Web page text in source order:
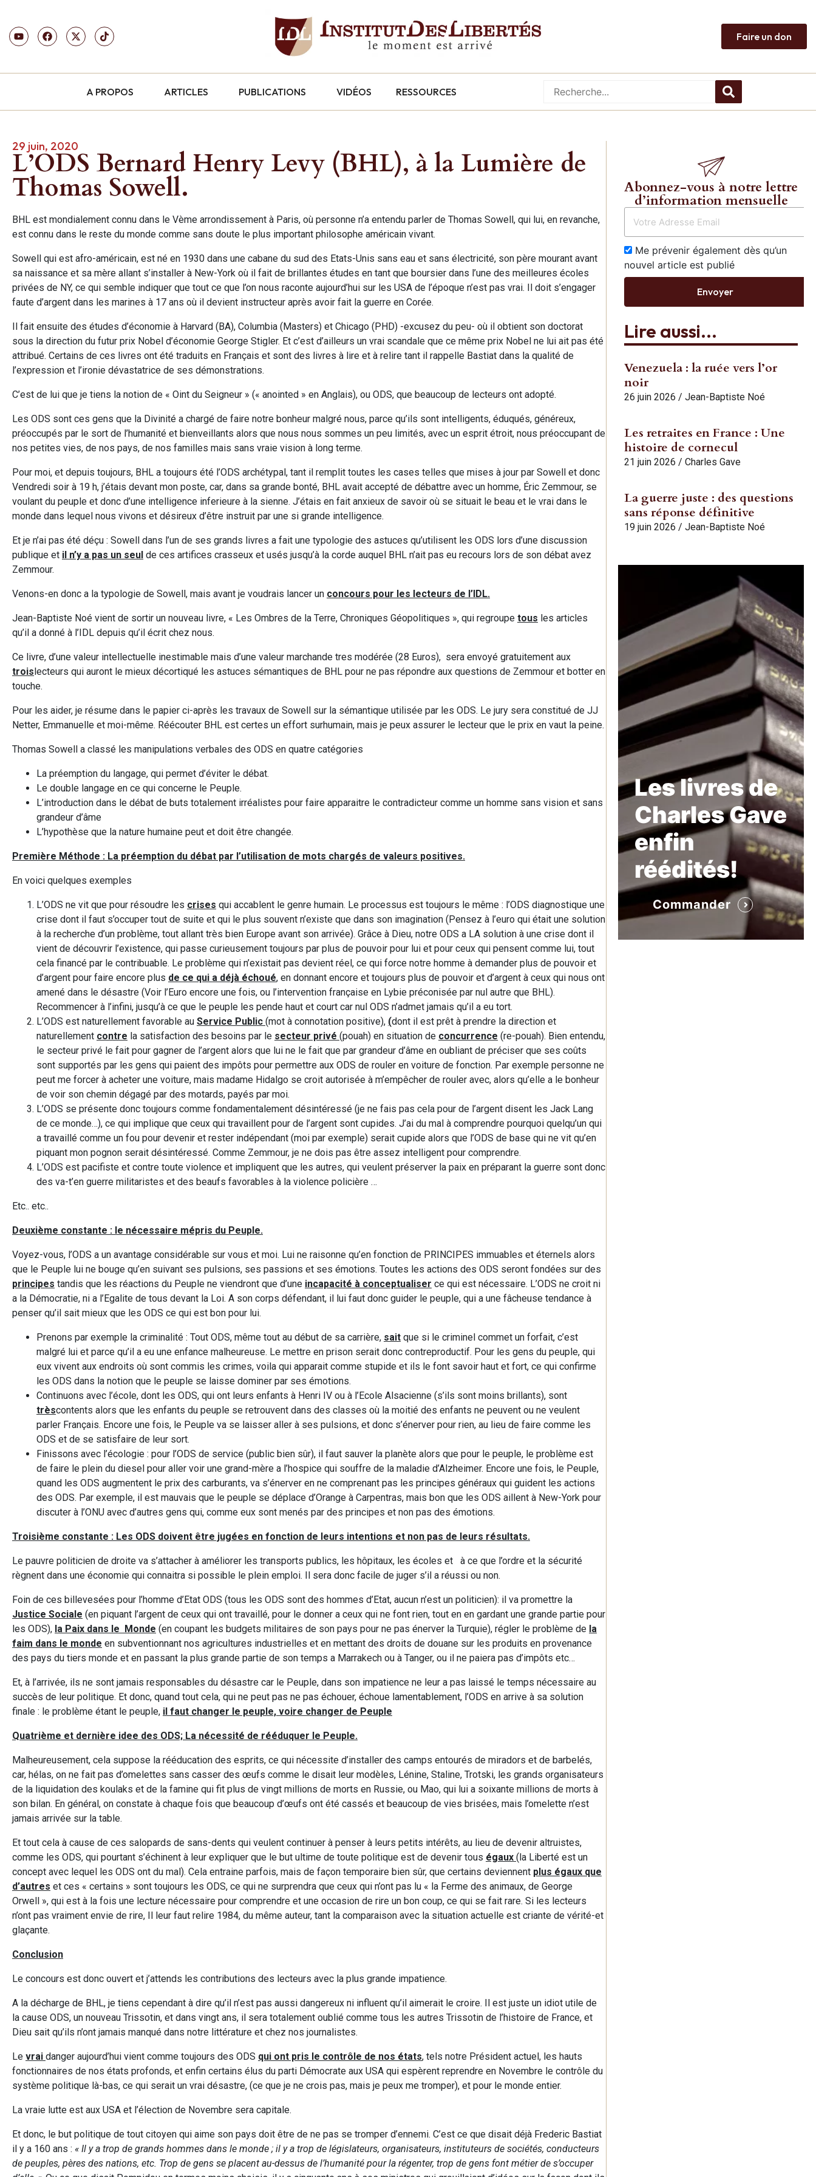
Faire un don
A PROPOS ARTICLES PUBLICATIONS VIDÉOS RESSOURCES
29 juin, 2020
L’ODS Bernard Henry Levy (BHL), à la Lumière de
Thomas Sowell.
BHL est mondialement connu dans le Vème arrondissement à Paris, où personne n’a entendu parler de Thomas Sowell, qui lui, en revanche,
est connu dans le reste du monde comme sans doute le plus important philosophe américain vivant.
Sowell qui est afro-américain, est né en 1930 dans une cabane du sud des Etats-Unis sans eau et sans électricité, son père mourant avant
sa naissance et sa mère allant s’installer à New-York où il fait de brillantes études en tant que boursier dans l’une des meilleures écoles
privées de NY, ce qui semble indiquer que tout ce que l’on nous raconte aujourd’hui sur les USA de l’époque n’est pas vrai. Il doit s’engager
faute d’argent dans les marines à 17 ans où il devient instructeur après avoir fait la guerre en Corée.
Il fait ensuite des études d’économie à Harvard (BA), Columbia (Masters) et Chicago (PHD) -excusez du peu- où il obtient son doctorat
sous la direction du futur prix Nobel d’économie George Stigler. Et c’est d’ailleurs un vrai scandale que ce même prix Nobel ne lui ait pas été
attribué. Certains de ces livres ont été traduits en Français et sont des livres à lire et à relire tant il rappelle Bastiat dans la qualité de
l’expression et l’ironie dévastatrice de ses démonstrations.
C’est de lui que je tiens la notion de « Oint du Seigneur » (« anointed » en Anglais), ou ODS, que beaucoup de lecteurs ont adopté.
Les ODS sont ces gens que la Divinité a chargé de faire notre bonheur malgré nous, parce qu’ils sont intelligents, éduqués, généreux,
préoccupés par le sort de l’humanité et bienveillants alors que nous nous sommes un peu limités, avec un esprit étroit, nous préoccupant de
nos petites vies, de nos pays, de nos familles mais sans vraie vision à long terme.
Pour moi, et depuis toujours, BHL a toujours été l’ODS archétypal, tant il remplit toutes les cases telles que mises à jour par Sowell et donc
Vendredi soir à 19 h, j’étais devant mon poste, car, dans sa grande bonté, BHL avait accepté de débattre avec un homme, Éric Zemmour, se
voulant du peuple et donc d’une intelligence inferieure à la sienne. J’étais en fait anxieux de savoir où se situait le beau et le vrai dans le
monde dans lequel nous vivons et désireux d’être instruit par une si grande intelligence.
Et je n’ai pas été déçu : Sowell dans l’un de ses grands livres a fait une typologie des astuces qu’utilisent les ODS lors d’une discussion
publique et il n’y a pas un seul de ces artifices crasseux et usés jusqu’à la corde auquel BHL n’ait pas eu recours lors de son débat avez
Zemmour.
Venons-en donc a la typologie de Sowell, mais avant je voudrais lancer un concours pour les lecteurs de l’IDL.
Jean-Baptiste Noé vient de sortir un nouveau livre, « Les Ombres de la Terre, Chroniques Géopolitiques », qui regroupe tous les articles
qu’il a donné à l’IDL depuis qu’il écrit chez nous.
Ce livre, d’une valeur intellectuelle inestimable mais d’une valeur marchande tres modérée (28 Euros), sera envoyé gratuitement aux
troislecteurs qui auront le mieux décortiqué les astuces sémantiques de BHL pour ne pas répondre aux questions de Zemmour et botter en
touche.
Pour les aider, je résume dans le papier ci-après les travaux de Sowell sur la sémantique utilisée par les ODS. Le jury sera constitué de JJ
Netter, Emmanuelle et moi-même. Réécouter BHL est certes un effort surhumain, mais je peux assurer le lecteur que le prix en vaut la peine.
Thomas Sowell a classé les manipulations verbales des ODS en quatre catégories
La préemption du langage, qui permet d’éviter le débat.
Le double langage en ce qui concerne le Peuple.
L’introduction dans le débat de buts totalement irréalistes pour faire apparaitre le contradicteur comme un homme sans vision et sans
grandeur d’âme
L’hypothèse que la nature humaine peut et doit être changée.
Première Méthode : La préemption du débat par l’utilisation de mots chargés de valeurs positives.
En voici quelques exemples
L’ODS ne vit que pour résoudre les crises qui accablent le genre humain. Le processus est toujours le même : l’ODS diagnostique une
crise dont il faut s’occuper tout de suite et qui le plus souvent n’existe que dans son imagination (Pensez à l’euro qui était une solution
à la recherche d’un problème, tout allant très bien Europe avant son arrivée). Grâce à Dieu, notre ODS a LA solution à une crise dont il
vient de découvrir l’existence, qui passe curieusement toujours par plus de pouvoir pour lui et pour ceux qui pensent comme lui, tout
cela financé par le contribuable. Le problème qui n’existait pas devient réel, ce qui force notre homme à demander plus de pouvoir et
d’argent pour faire encore plus de ce qui a déjà échoué, en donnant encore et toujours plus de pouvoir et d’argent à ceux qui nous ont
amené dans le désastre (Voir l’Euro encore une fois, ou l’intervention française en Lybie préconisée par nul autre que BHL).
Recommencer à l’infini, jusqu’à ce que le peuple les pende haut et court car nul ODS n’admet jamais qu’il a eu tort.
L’ODS est naturellement favorable au Service Public (mot à connotation positive), (dont il est prêt à prendre la direction et
naturellement contre la satisfaction des besoins par le secteur privé (pouah) en situation de concurrence (re-pouah). Bien entendu,
le secteur privé le fait pour gagner de l’argent alors que lui ne le fait que par grandeur d’âme en oubliant de préciser que ses coûts
sont supportés par les gens qui paient des impôts pour permettre aux ODS de rouler en voiture de fonction. Par exemple personne ne
peut me forcer à acheter une voiture, mais madame Hidalgo se croit autorisée à m’empêcher de rouler avec, alors qu’elle a le bonheur
de voir son chemin dégagé par des motards, payés par moi.
L’ODS se présente donc toujours comme fondamentalement désintéressé (je ne fais pas cela pour de l’argent disent les Jack Lang
de ce monde…), ce qui implique que ceux qui travaillent pour de l’argent sont cupides. J’ai du mal à comprendre pourquoi quelqu’un qui
a travaillé comme un fou pour devenir et rester indépendant (moi par exemple) serait cupide alors que l’ODS de base qui ne vit qu’en
piquant mon pognon serait désintéressé. Comme Zemmour, je ne dois pas être assez intelligent pour comprendre.
L’ODS est pacifiste et contre toute violence et impliquent que les autres, qui veulent préserver la paix en préparant la guerre sont donc
des va-t’en guerre militaristes et des beaufs favorables à la violence policière …
Etc.. etc..
Deuxième constante : le nécessaire mépris du Peuple.
Voyez-vous, l’ODS a un avantage considérable sur vous et moi. Lui ne raisonne qu’en fonction de PRINCIPES immuables et éternels alors
que le Peuple lui ne bouge qu’en suivant ses pulsions, ses passions et ses émotions. Toutes les actions des ODS seront fondées sur des
principes tandis que les réactions du Peuple ne viendront que d’une incapacité à conceptualiser ce qui est nécessaire. L’ODS ne croit ni
a la Démocratie, ni a l’Egalite de tous devant la Loi. A son corps défendant, il lui faut donc guider le peuple, qui a une fâcheuse tendance à
penser qu’il sait mieux que les ODS ce qui est bon pour lui.
Prenons par exemple la criminalité : Tout ODS, même tout au début de sa carrière, sait que si le criminel commet un forfait, c’est
malgré lui et parce qu’il a eu une enfance malheureuse. Le mettre en prison serait donc contreproductif. Pour les gens du peuple, qui
eux vivent aux endroits où sont commis les crimes, voila qui apparait comme stupide et ils le font savoir haut et fort, ce qui confirme
les ODS dans la notion que le peuple se laisse dominer par ses émotions.
Continuons avec l’école, dont les ODS, qui ont leurs enfants à Henri IV ou à l’Ecole Alsacienne (s’ils sont moins brillants), sont
trèscontents alors que les enfants du peuple se retrouvent dans des classes où la moitié des enfants ne peuvent ou ne veulent
parler Français. Encore une fois, le Peuple va se laisser aller à ses pulsions, et donc s’énerver pour rien, au lieu de faire comme les
ODS et de se satisfaire de leur sort.
Finissons avec l’écologie : pour l’ODS de service (public bien sûr), il faut sauver la planète alors que pour le peuple, le problème est
de faire le plein du diesel pour aller voir une grand-mère a l’hospice qui souffre de la maladie d’Alzheimer. Encore une fois, le Peuple,
quand les ODS augmentent le prix des carburants, va s’énerver en ne comprenant pas les principes généraux qui guident les actions
des ODS. Par exemple, il est mauvais que le peuple se déplace d’Orange à Carpentras, mais bon que les ODS aillent à New-York pour
discuter à l’ONU avec d’autres gens qui, comme eux sont menés par des principes et non pas des émotions.
Troisième constante : Les ODS doivent être jugées en fonction de leurs intentions et non pas de leurs résultats.
Le pauvre politicien de droite va s’attacher à améliorer les transports publics, les hôpitaux, les écoles et à ce que l’ordre et la sécurité
règnent dans une économie qui connaitra si possible le plein emploi. Il sera donc facile de juger s’il a réussi ou non.
Foin de ces billevesées pour l’homme d’Etat ODS (tous les ODS sont des hommes d’Etat, aucun n’est un politicien): il va promettre la
Justice Sociale (en piquant l’argent de ceux qui ont travaillé, pour le donner a ceux qui ne font rien, tout en en gardant une grande partie pour
les ODS), la Paix dans le Monde (en coupant les budgets militaires de son pays pour ne pas énerver la Turquie), régler le problème de la
faim dans le monde en subventionnant nos agricultures industrielles et en mettant des droits de douane sur les produits en provenance
des pays du tiers monde et en passant la plus grande partie de son temps a Marrakech ou à Tanger, ou il ne paiera pas d’impôts etc…
Et, à l’arrivée, ils ne sont jamais responsables du désastre car le Peuple, dans son impatience ne leur a pas laissé le temps nécessaire au
succès de leur politique. Et donc, quand tout cela, qui ne peut pas ne pas échouer, échoue lamentablement, l’ODS en arrive à sa solution
finale : le problème étant le peuple, il faut changer le peuple, voire changer de Peuple
Quatrième et dernière idee des ODS; La nécessité de rééduquer le Peuple.
Malheureusement, cela suppose la rééducation des esprits, ce qui nécessite d’installer des camps entourés de miradors et de barbelés,
car, hélas, on ne fait pas d’omelettes sans casser des œufs comme le disait leur modèles, Lénine, Staline, Trotski, les grands organisateurs
de la liquidation des koulaks et de la famine qui fit plus de vingt millions de morts en Russie, ou Mao, qui lui a soixante millions de morts à
son bilan. En général, on constate à chaque fois que beaucoup d’œufs ont été cassés et beaucoup de vies brisées, mais l’omelette n’est
jamais arrivée sur la table.
Et tout cela à cause de ces salopards de sans-dents qui veulent continuer à penser à leurs petits intérêts, au lieu de devenir altruistes,
comme les ODS, qui pourtant s’échinent à leur expliquer que le but ultime de toute politique est de devenir tous égaux (la Liberté est un
concept avec lequel les ODS ont du mal). Cela entraine parfois, mais de façon temporaire bien sûr, que certains deviennent plus égaux que
d’autres et ces « certains » sont toujours les ODS, ce qui ne surprendra que ceux qui n’ont pas lu « la Ferme des animaux, de George
Orwell », qui est à la fois une lecture nécessaire pour comprendre et une occasion de rire un bon coup, ce qui se fait rare. Si les lecteurs
n’ont pas vraiment envie de rire, Il leur faut relire 1984, du même auteur, tant la comparaison avec la situation actuelle est criante de vérité-et
glaçante.
Conclusion
Le concours est donc ouvert et j’attends les contributions des lecteurs avec la plus grande impatience.
A la décharge de BHL, je tiens cependant à dire qu’il n’est pas aussi dangereux ni influent qu’il aimerait le croire. Il est juste un idiot utile de
la cause ODS, un nouveau Trissotin, et dans vingt ans, il sera totalement oublié comme tous les autres Trissotin de l’histoire de France, et
Dieu sait qu’ils n’ont jamais manqué dans notre littérature et chez nos journalistes.
Le vrai danger aujourd’hui vient comme toujours des ODS qui ont pris le contrôle de nos états, tels notre Président actuel, les hauts
fonctionnaires de nos états profonds, et enfin certains élus du parti Démocrate aux USA qui espèrent reprendre en Novembre le contrôle du
système politique là-bas, ce qui serait un vrai désastre, (ce que je ne crois pas, mais je peux me tromper), et pour le monde entier.
La vraie lutte est aux USA et l’élection de Novembre sera capitale.
Et donc, le but politique de tout citoyen qui aime son pays doit être de ne pas se tromper d’ennemi. C’est ce que disait déjà Frederic Bastiat
il y a 160 ans : « Il y a trop de grands hommes dans le monde ; il y a trop de législateurs, organisateurs, instituteurs de sociétés, conducteurs
de peuples, pères des nations, etc. Trop de gens se placent au-dessus de l’humanité pour la régenter, trop de gens font métier de s’occuper
Abonnez-vous à notre lettre
d’information mensuelle
Me prévenir également dès qu’un
nouvel article est publié
Envoyer
Lire aussi...
Venezuela : la ruée vers l’or
noir
26 juin 2026 / Jean-Baptiste Noé
Les retraites en France : Une
histoire de cornecul
21 juin 2026 / Charles Gave
La guerre juste : des questions
sans réponse définitive
19 juin 2026 / Jean-Baptiste Noé
Les livres de
Charles Gave
enfin
réédités!
Commander